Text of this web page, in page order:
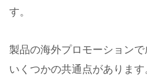
す。
製品の海外プロモーションで
いくつかの共通点があります